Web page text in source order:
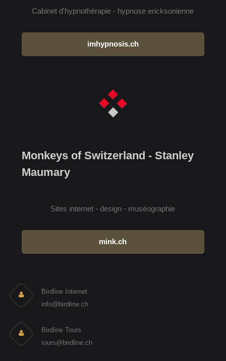
Cabinet d'hypnothérapie - hypnose ericksonienne
imhypnosis.ch
Monkeys of Switzerland - Stanley
Maumary
Sites internet - design - muséographie
mink.ch
Birdline Internet
info@birdline.ch
Birdline Tours
tours@birdline.ch